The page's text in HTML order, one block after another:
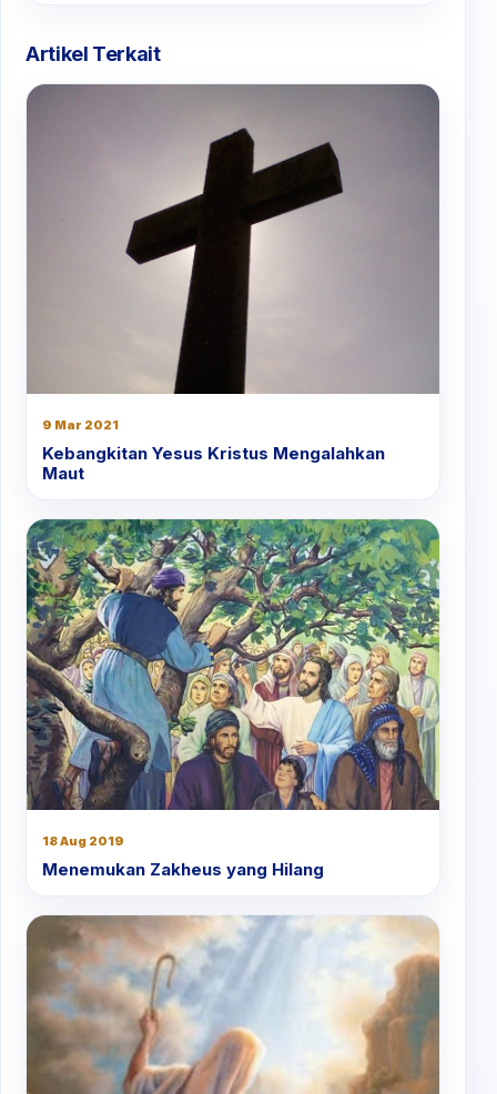
Artikel Terkait
9 Mar 2021
Kebangkitan Yesus Kristus Mengalahkan
Maut
18 Aug 2019
Menemukan Zakheus yang Hilang